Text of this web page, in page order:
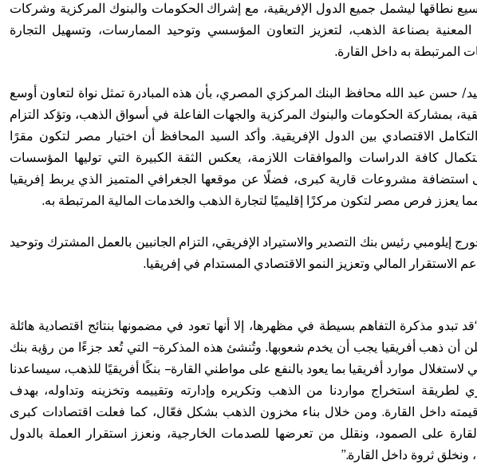
نطاقها ليشمل جميع الدول الإفريقية، مع إشراك الحكومات والبنوك المركزية وشركات
بصناعة الذهب، لتعزيز التعاون المؤسسي وتوحيد الممارسات، وتسهيل التجارة
المرتبطة به داخل القارة.
حسن عبد الله محافظ البنك المركزي المصري، بأن هذه المبادرة تمثل نواة لتعاون أوسع
بمشاركة الحكومات والبنوك المركزية والجهات الفاعلة في أسواق الذهب، وتؤكد التزام
الاقتصادي بين الدول الإفريقية. وأكد السيد المحافظ أن اختيار مصر لتكون مقرًا
كافة الدراسات والموافقات اللازمة، يعكس الثقة الكبيرة التي توليها المؤسسات
استضافة مشروعات قارية كبرى، فضلًا عن موقعها الجغرافي المتميز الذي يربط إفريقيا
يعزز فرص مصر لتكون مركزًا إقليميًا لتجارة الذهب والخدمات المالية المرتبطة به.
إيلومبي رئيس بنك التصدير والاستيراد الإفريقي، التزام الجانبين بالعمل المشترك وتوحيد
الاستقرار المالي وتعزيز النمو الاقتصادي المستدام في إفريقيا.
تبدو مذكرة التفاهم بسيطة في مظهرها، إلا أنها تعود في مضمونها بنتائج اقتصادية هائلة
أن ذهب أفريقيا يجب أن يخدم شعوبها. وتُنشئ هذه المذكرة – التي تُعد جزءًا من رؤية بنك
لاستغلال موارد أفريقيا بما يعود بالنفع على مواطني القارة – بنكًا أفريقيًا للذهب، سيساعدنا
لطريقة استخراج مواردنا من الذهب وتكريره وإدارته وتقييمه وتخزينه وتداوله، بهدف
داخل القارة. ومن خلال بناء مخزون الذهب بشكل فعّال، كما فعلت اقتصادات كبرى
على الصمود، ونقلل من تعرضها للصدمات الخارجية، ونعزز استقرار العملة بالدول
ونخلق ثروة داخل القارة.”